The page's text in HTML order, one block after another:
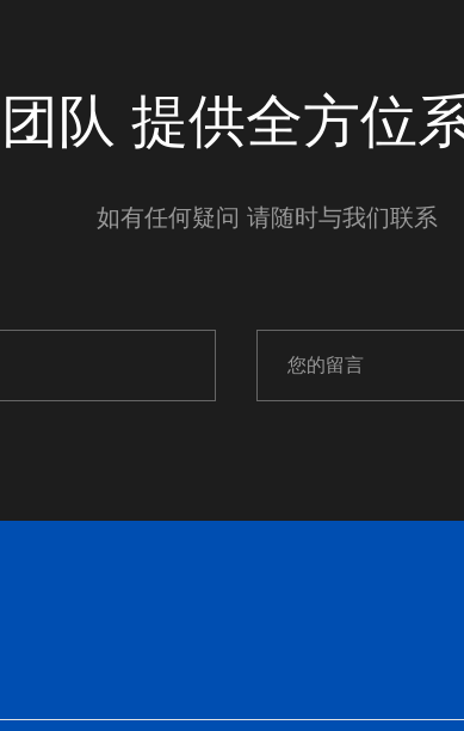
队 提供全方位
如有任何疑问 请随时与我们联系